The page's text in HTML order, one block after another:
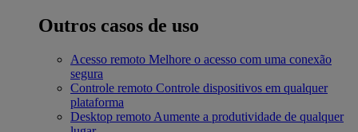
Outros casos de uso
Acesso remoto Melhore o acesso com uma conexão
segura
Controle remoto Controle dispositivos em qualquer
plataforma
Desktop remoto Aumente a produtividade de qualquer